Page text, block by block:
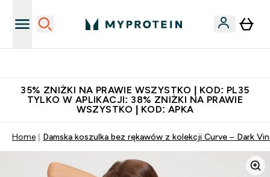
35% ZNIŻKI NA PRAWIE WSZYSTKO | KOD: PL35
TYLKO W APLIKACJI: 38% ZNIŻKI NA PRAWIE
WSZYSTKO | KOD: APKA
Home Damska koszulka bez rękawów z kolekcji Curve – Dark